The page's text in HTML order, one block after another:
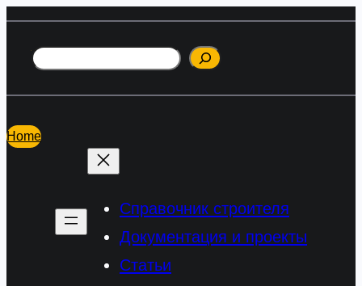
содержимому
Поиск
Home
Справочник строителя
Документация и проекты
Статьи